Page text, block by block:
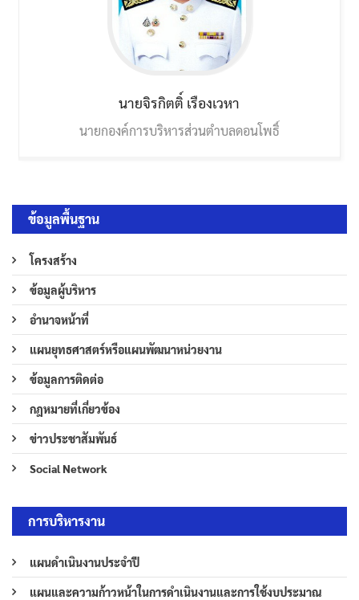
นายจิรกิตติ์ เรืองเวหา
นายกองค์การบริหารส่วนตำบลดอนโพธิ์
ข้อมูลพื้นฐาน
โครงสร้าง
ข้อมูลผู้บริหาร
อำนาจหน้าที่
แผนยุทธศาสตร์หรือแผนพัฒนาหน่วยงาน
ข้อมูลการติดต่อ
กฎหมายที่เกี่ยวข้อง
ข่าวประชาสัมพันธ์
Social Network
การบริหารงาน
แผนดำเนินงานประจำปี
แผนและความก้าวหน้าในการดำเนินงานและการใช้งบประมาณ